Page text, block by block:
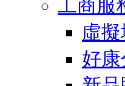
工商服
虛
好